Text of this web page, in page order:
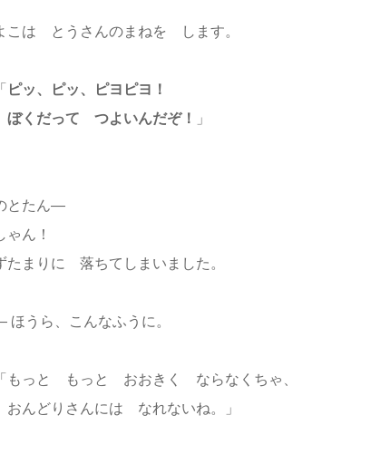
こは とうさんのまねを します。
ピッ、ピッ、ピヨピヨ！
ぼくだって つよいんだぞ！
」
とたん―
ゃん！
たまりに 落ちてしまいました。
うら、こんなふうに。
っと もっと おおきく ならなくちゃ、
どりさんには なれないね。」